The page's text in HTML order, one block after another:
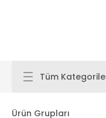
Tüm
Ürün Grupları